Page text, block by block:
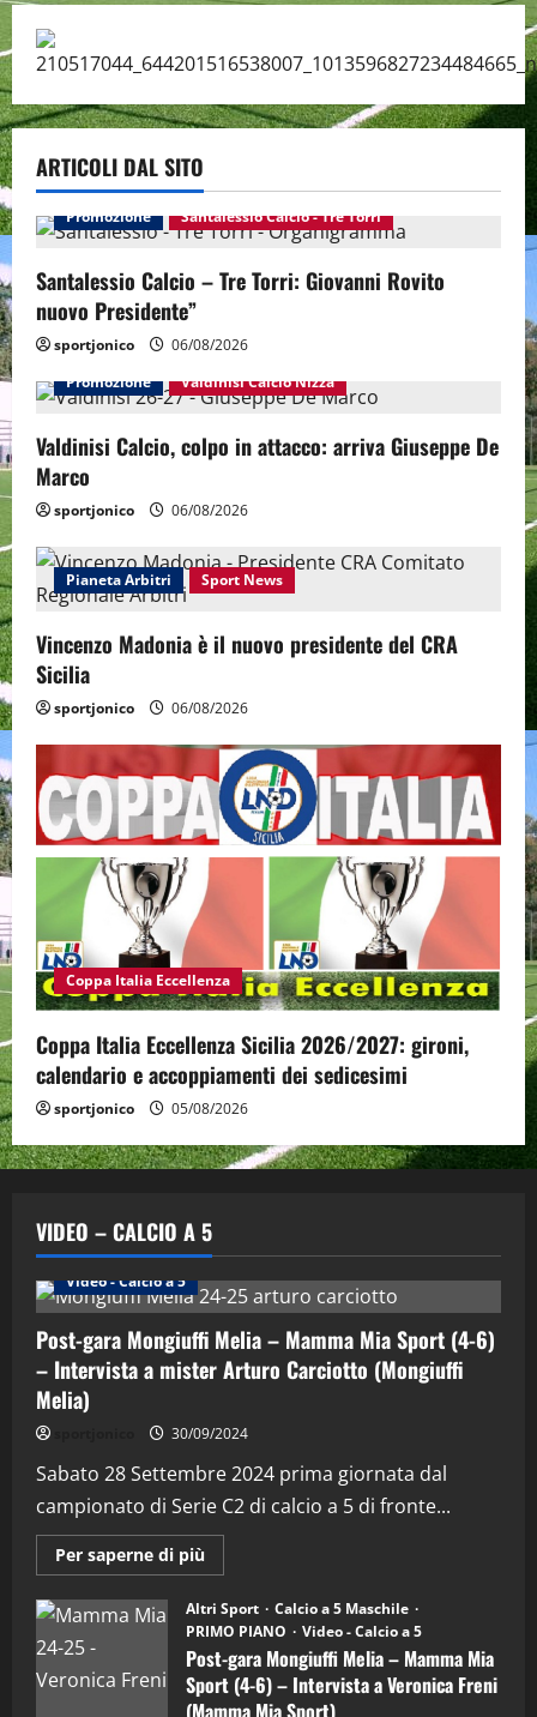
ARTICOLI DAL SITO
Promozione Santalessio Calcio - Tre Torri
Santalessio Calcio – Tre Torri: Giovanni Rovito
nuovo Presidente”
sportjonico
06/08/2026
Promozione
Valdinisi Calcio Nizza
Valdinisi Calcio, colpo in attacco: arriva Giuseppe De
Marco
sportjonico 06/08/2026
Pianeta Arbitri Sport News
Vincenzo Madonia è il nuovo presidente del CRA
Sicilia
sportjonico 06/08/2026
Coppa Italia Eccellenza
Coppa Italia Eccellenza Sicilia 2026/2027: gironi,
calendario e accoppiamenti dei sedicesimi
sportjonico 05/08/2026
VIDEO – CALCIO A 5
Altri Sport Calcio a 5 Maschile
Video - Calcio a 5
Post-gara Mongiuffi Melia – Mamma Mia Sport (4-6)
– Intervista a mister Arturo Carciotto (Mongiuffi
Melia)
30/09/2024
Sabato 28 Settembre 2024 prima giornata dal
campionato di Serie C2 di calcio a 5 di fronte...
Per saperne di più
informazioni
Post-
gara
Mongiuffi
Melia
–
Mamma
Mia
Altri Sport
Calcio a 5 Maschile
PRIMO PIANO
Video - Calcio a 5
Post-gara Mongiuffi Melia – Mamma Mia
Sport (4-6) – Intervista a Veronica Freni
(Mamma Mia Sport)
2
“SportEmpire” in Podcast: 29^ Puntata
(Martedi 28 Aprile 2026)
28/04/2026
3
"SportEmpire" in Podcast
“SportEmpire” in Podcast: 28^ Puntata
(Martedi 21 Aprile 2026)
21/04/2026